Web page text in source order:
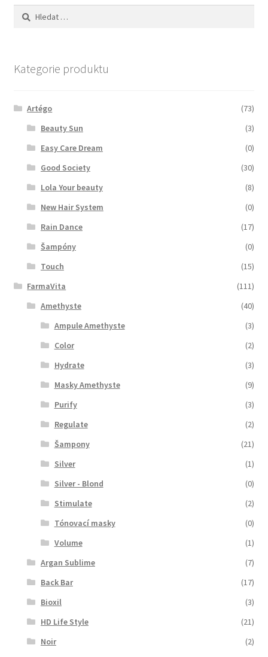
Zboží se slevou
Vyhledávání
Kategorie produktu
Artégo
(73)
Beauty Sun
(3)
Easy Care Dream
(0)
Good Society
(30)
Lola Your beauty
(8)
New Hair System
(0)
Rain Dance
(17)
Šampóny
(0)
Touch
(15)
FarmaVita
(111)
Amethyste
(40)
Ampule Amethyste
(3)
Color
(2)
Hydrate
(3)
Masky Amethyste
(9)
Purify
(3)
Regulate
(2)
Šampony
(21)
Silver
(1)
Silver - Blond
(0)
Stimulate
(2)
Tónovací masky
(0)
Volume
(1)
Argan Sublime
(7)
Back Bar
(17)
Bioxil
(3)
HD Life Style
(21)
Noir
(2)